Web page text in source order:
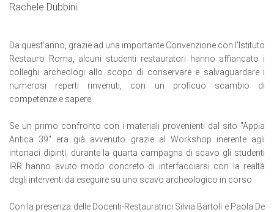
Rachele Dubbini.
replica watchesdupe Rolex
Da quest'anno, grazie ad una importante Convenzione con l'Istituto
Restauro Roma, alcuni studenti restauratori hanno affiancato i
colleghi archeologi allo scopo di conservare e salvaguardare i
numerosi reperti rinvenuti, con un proficuo scambio di
competenze e sapere.
Se un primo confronto con i materiali provenienti dal sito "Appia
Antica 39" era già avvenuto grazie al Workshop inerente agli
intonaci dipinti, durante la quarta campagna di scavo gli studenti
IRR hanno avuto modo concreto di interfacciarsi con la realtà
degli interventi da eseguire su uno scavo archeologico in corso.
Con la presenza delle Docenti-Restauratrici Silvia Bartoli e Paola De